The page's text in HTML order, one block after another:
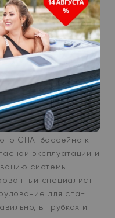
и наледи с
и плотных
или укрывные
производителем –
под снегом.
(лестницы,
риск механических
СПА-бассейна к
эксплуатации и
системы
специалист
для спа-
в трубках и